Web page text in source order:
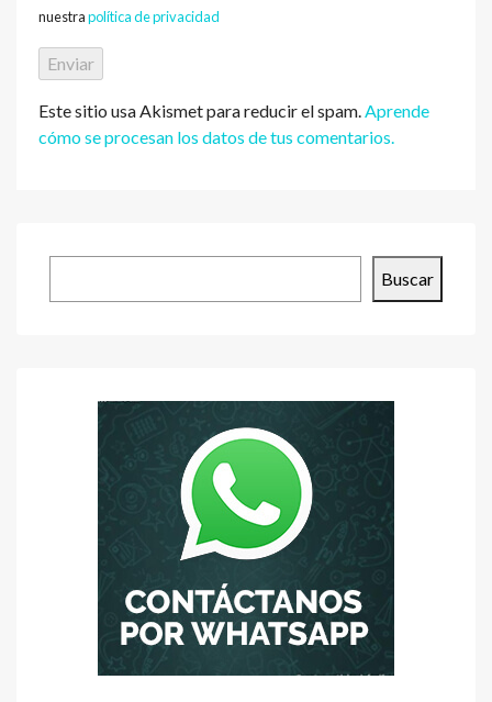
nuestrapolítica de privacidad
Este sitio usa Akismet para reducir el spam.Aprende
cómo se procesan los datos de tus comentarios.
Buscar